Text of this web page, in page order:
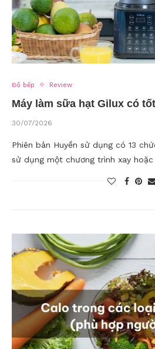
Đồ bếp Review
Máy làm sữa hạt Gilux có
30/07/2026
Phiên bản Huyền sử dụng có 13
sử dụng một chương trình xay